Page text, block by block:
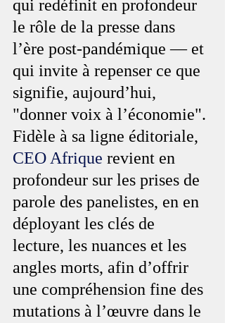
qui redéfinit en profondeur
le rôle de la presse dans
l’ère post-pandémique — et
qui invite à repenser ce que
signifie, aujourd’hui,
"donner voix à l’économie".
Fidèle à sa ligne éditoriale,
CEO Afrique revient en
profondeur sur les prises de
parole des panelistes, en en
déployant les clés de
lecture, les nuances et les
angles morts, afin d’offrir
une compréhension fine des
mutations à l’œuvre dans le